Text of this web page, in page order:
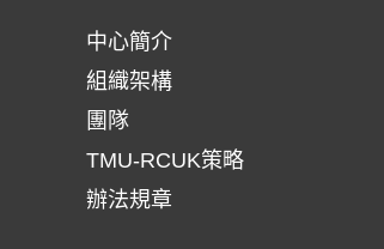
中心簡介
組織架構
團隊
TMU-RCUK策略
辦法規章